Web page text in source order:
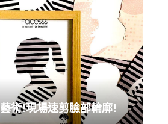
術!現場速剪臉部輪廓!